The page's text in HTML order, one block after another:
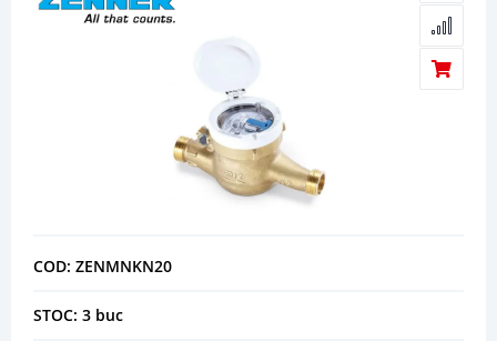
COD: ZENMNKN20
STOC: 3 buc